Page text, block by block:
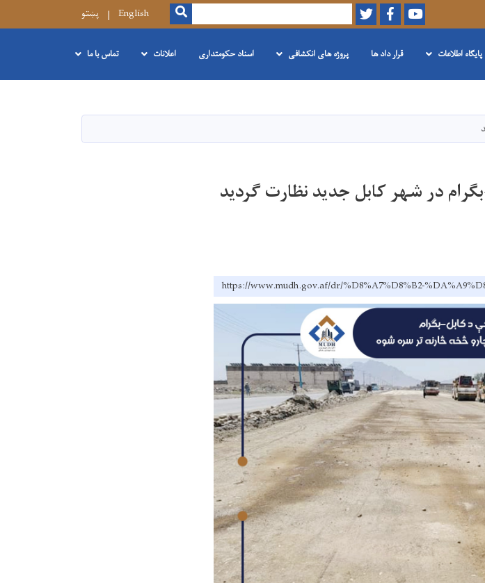
content
Youtube
Facebook
Twitter
Search
SEARCH
English پښتو
پایگاه اطلاعات قرار داد ها پروژه های انکشافی اسناد حکومتداری اعلانات تماس با ما
در شهر کابل جدید نظارت گردید
https://www.mudh.gov.af/dr/%D8%A7%D8%B2-